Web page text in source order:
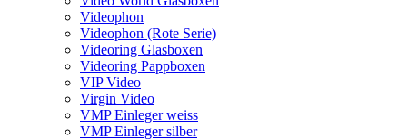
Videophon
Videophon (Rote Serie)
Videoring Glasboxen
Videoring Pappboxen
VIP Video
Virgin Video
VMP Einleger weiss
VMP Einleger silber